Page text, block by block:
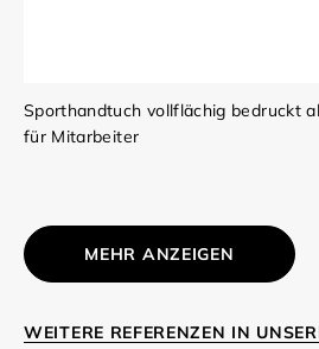
Sporthandtuch vollflächig bedruckt
für Mitarbeiter
MEHR ANZEIGEN
WEITERE REFERENZEN IN